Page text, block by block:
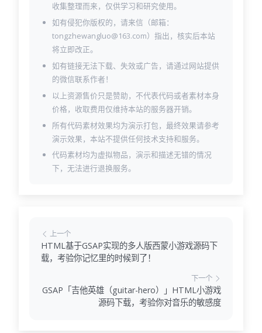
收集整理而来，仅供学习和研究使用。
如有侵犯你版权的，请来信（邮箱：
tongzhewangluo@163.com）指出，核实后本站
将立即改正。
如有链接无法下载、失效或广告，请通过网站提供
的微信联系作者！
以上资源售价只是赞助，不代表代码或者素材本身
价格，收取费用仅维持本站的服务器开销。
所有代码素材效果均为演示打包，最终效果请参考
演示效果，本站不提供任何技术支持和服务。
代码素材均为虚拟物品，演示和描述无错的情况
下，无法进行退换服务。
上一个
HTML基于GSAP实现的多人版西蒙小游戏源码下
载，考验你记忆里的时候到了！
下一个
GSAP「吉他英雄（guitar-hero）」HTML小游戏
源码下载，考验你对音乐的敏感度